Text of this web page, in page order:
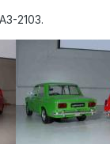
2103.